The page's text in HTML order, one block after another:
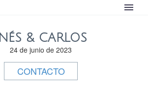
INÉS & CARLOS
24 de junio de 2023
CONTACTO